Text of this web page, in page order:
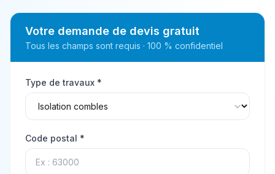
Votre demande de devis gratuit
Tous les champs sont requis · 100 % confidentiel
Type de travaux *
Code postal *